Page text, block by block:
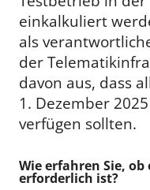
einkalkuliert
als
der
davon aus, dass
1. Dezember
verfügen sollten.
Wie erfahren Sie,
erforderlich ist?